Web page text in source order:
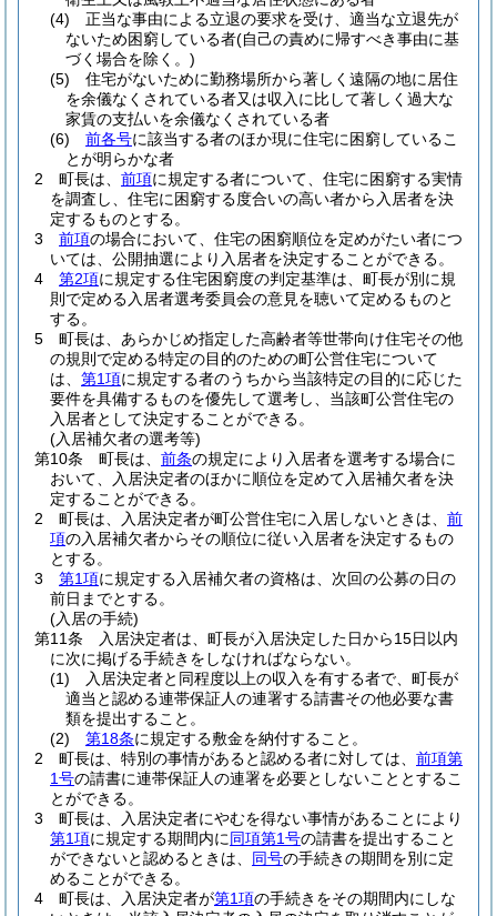
(4)
正当な事由による立退の要求を受け、適当な立退先が
ないため困窮している者(自己の責めに帰すべき事由に基
づく場合を除く。)
(5)
住宅がないために勤務場所から著しく遠隔の地に居住
を余儀なくされている者又は収入に比して著しく過大な
家賃の支払いを余儀なくされている者
(6)
前各号に該当する者のほか現に住宅に困窮しているこ
とが明らかな者
2
町長は、 前項に規定する者について、住宅に困窮する実情
を調査し、住宅に困窮する度合いの高い者から入居者を決
定するものとする。
3
前項の場合において、住宅の困窮順位を定めがたい者につ
いては、公開抽選により入居者を決定することができる。
4
第2項に規定する住宅困窮度の判定基準は、町長が別に規
則で定める入居者選考委員会の意見を聴いて定めるものと
する。
5
町長は、あらかじめ指定した高齢者等世帯向け住宅その他
の規則で定める特定の目的のための町公営住宅について
は、 第1項に規定する者のうちから当該特定の目的に応じた
要件を具備するものを優先して選考し、当該町公営住宅の
入居者として決定することができる。
(入居補欠者の選考等)
第10条
町長は、 前条の規定により入居者を選考する場合に
おいて、入居決定者のほかに順位を定めて入居補欠者を決
定することができる。
2
町長は、入居決定者が町公営住宅に入居しないときは、 前
項の入居補欠者からその順位に従い入居者を決定するもの
とする。
3
第1項に規定する入居補欠者の資格は、次回の公募の日の
前日までとする。
(入居の手続)
第11条
入居決定者は、町長が入居決定した日から15日以内
に次に掲げる手続きをしなければならない。
(1)
入居決定者と同程度以上の収入を有する者で、町長が
適当と認める連帯保証人の連署する請書その他必要な書
類を提出すること。
(2)
第18条に規定する敷金を納付すること。
2
町長は、特別の事情があると認める者に対しては、 前項第
1号の請書に連帯保証人の連署を必要としないこととするこ
とができる。
3
町長は、入居決定者にやむを得ない事情があることにより
第1項に規定する期間内に同項第1号の請書を提出すること
ができないと認めるときは、 同号の手続きの期間を別に定
めることができる。
4
町長は、入居決定者が第1項の手続きをその期間内にしな